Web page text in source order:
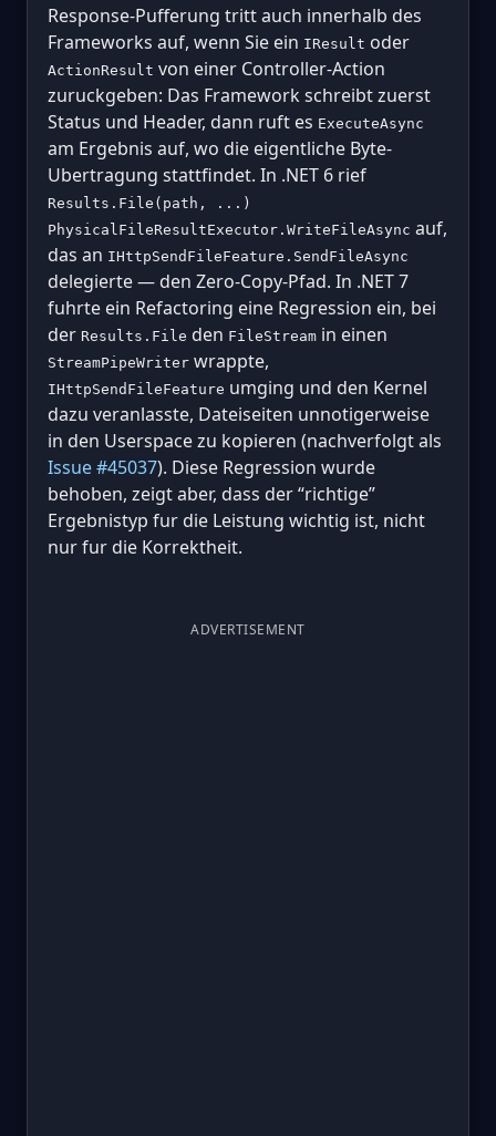
Response-Pufferung tritt auch innerhalb des
Frameworks auf, wenn Sie ein IResult oder
ActionResult von einer Controller-Action
zuruckgeben: Das Framework schreibt zuerst
Status und Header, dann ruft es ExecuteAsync
am Ergebnis auf, wo die eigentliche Byte-
Ubertragung stattfindet. In .NET 6 rief
Results.File(path, ...)
PhysicalFileResultExecutor.WriteFileAsync auf,
das an IHttpSendFileFeature.SendFileAsync
delegierte — den Zero-Copy-Pfad. In .NET 7
fuhrte ein Refactoring eine Regression ein, bei
der Results.File den FileStream in einen
StreamPipeWriter wrappte,
IHttpSendFileFeature umging und den Kernel
dazu veranlasste, Dateiseiten unnotigerweise
in den Userspace zu kopieren (nachverfolgt als
Issue #45037). Diese Regression wurde
behoben, zeigt aber, dass der “richtige”
Ergebnistyp fur die Leistung wichtig ist, nicht
nur fur die Korrektheit.
ADVERTISEMENT